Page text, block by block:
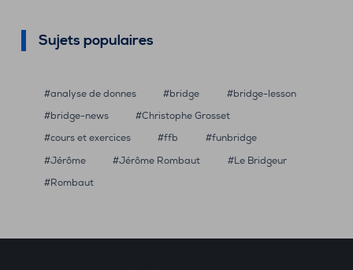
Sujets populaires
analyse de donnes bridge
bridge-lesson
bridge-news
Christophe Grosset
cours et exercices
ffb
funbridge
Jérôme
Jérôme Rombaut
Le Bridgeur
Rombaut